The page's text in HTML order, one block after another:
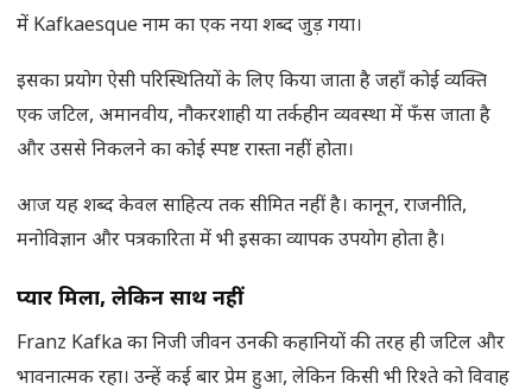
में Kafkaesque नाम का एक नया शब्द जुड़ गया।
इसका प्रयोग ऐसी परिस्थितियों के लिए किया जाता है जहाँ कोई व्यक्ति
एक जटिल, अमानवीय, नौकरशाही या तर्कहीन व्यवस्था में फँस जाता है
और उससे निकलने का कोई स्पष्ट रास्ता नहीं होता।
आज यह शब्द केवल साहित्य तक सीमित नहीं है। कानून, राजनीति,
मनोविज्ञान और पत्रकारिता में भी इसका व्यापक उपयोग होता है।
प्यार मिला, लेकिन साथ नहीं
Franz Kafka का निजी जीवन उनकी कहानियों की तरह ही जटिल और
भावनात्मक रहा। उन्हें कई बार प्रेम हुआ, लेकिन किसी भी रिश्ते को विवाह